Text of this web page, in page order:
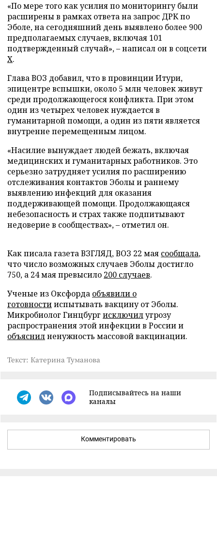
«По мере того как усилия по мониторингу были
расширены в рамках ответа на запрос ДРК по
Эболе, на сегодняшний день выявлено более 900
предполагаемых случаев, включая 101
подтвержденный случай», – написал он в соцсети
Х.
Глава ВОЗ добавил, что в провинции Итури,
эпицентре вспышки, около 5 млн человек живут
среди продолжающегося конфликта. При этом
один из четырех человек нуждается в
гуманитарной помощи, а один из пяти является
внутренне перемещенным лицом.
«Насилие вынуждает людей бежать, включая
медицинских и гуманитарных работников. Это
серьезно затрудняет усилия по расширению
отслеживания контактов Эболы и раннему
выявлению инфекций для оказания
поддерживающей помощи. Продолжающаяся
небезопасность и страх также подпитывают
недоверие в сообществах», – отметил он.
Как писала газета ВЗГЛЯД, ВОЗ 22 мая сообщала,
что число возможных случаев Эболы достигло
750, а 24 мая превысило 200 случаев.
Ученые из Оксфорда объявили о
готовностииспытывать вакцину от Эболы.
Микробиолог Гинцбург исключилугрозу
распространения этой инфекции в России и
объяснилненужность массовой вакцинации.
Текст: Катерина Туманова
Подписывайтесь на наши
каналы
Комментировать